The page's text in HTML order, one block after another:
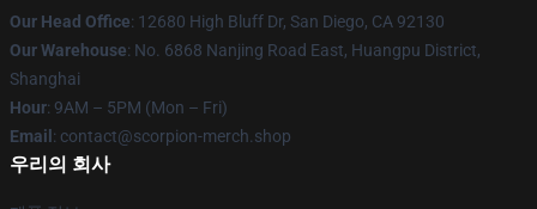
Our Head Office: 12680 High Bluff Dr, San Diego, CA 92130
Our Warehouse: No. 6868 Nanjing Road East, Huangpu District,
Shanghai
Hour: 9AM – 5PM (Mon – Fri)
Email : contact@scorpion-merch.shop
우리의 회사